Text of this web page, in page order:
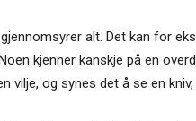
alt. Det kan for
kjenner kanskje på en
vilje, og synes det å se en